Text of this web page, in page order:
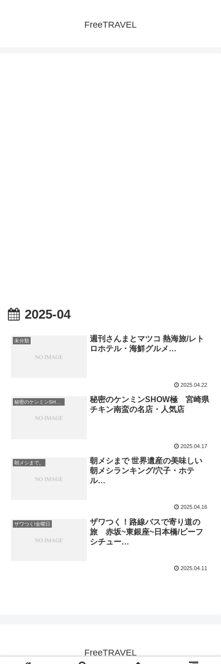
FreeTRAVEL
2025-04
未分類
週刊さんまとマツコ 熱海旅/レト
ロホテル・海鮮グルメ…
2025.04.22
秘密のケンミンSHOW極
秘密のケンミンSHOW極 宮崎県
チキン南蛮の名店・人気店
2025.04.17
朝メシまで。
朝メシまで 世界遺産の美味しい
朝メシランキング/穴子・ホテ
ル…
2025.04.16
ザワつく!金曜日
ザワつく！路線バスで寄り道の
旅 赤坂~東銀座~日本橋/ビーフ
シチュー…
2025.04.11
FreeTRAVEL